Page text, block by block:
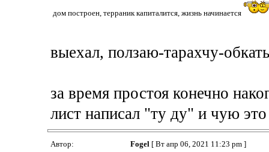
дом построен, терраник капиталится, жизнь начинается
выехал, ползаю-тарахчу-
за время простоя конечно
лист написал "ту ду" и чую
Автор: Fogel [ Вт апр 06, 2021 11:23 pm ]